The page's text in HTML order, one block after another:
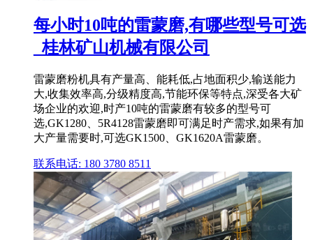
每小时10吨的雷蒙磨,有哪些型号可选
_桂林矿山机械有限公司
雷蒙磨粉机具有产量高、能耗低,占地面积少,输送能力
大,收集效率高,分级精度高,节能环保等特点,深受各大矿
场企业的欢迎,时产10吨的雷蒙磨有较多的型号可
选,GK1280、5R4128雷蒙磨即可满足时产需求,如果有加
大产量需要时,可选GK1500、GK1620A雷蒙磨。
联系电话: 180 3780 8511